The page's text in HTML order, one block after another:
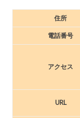
住所
電話番号
アクセス
URL